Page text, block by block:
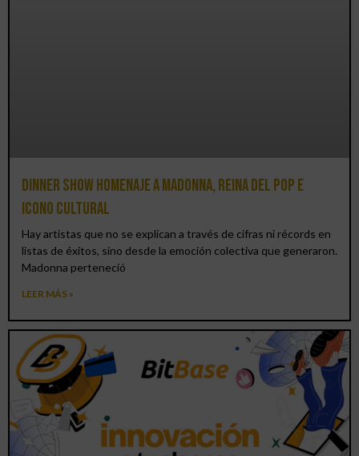
Dinner Show homenaje a Madonna, reina del pop e
icono cultural
Hay artistas que no se explican a través de cifras ni récords en
listas de éxitos, sino desde la emoción colectiva que generaron.
Madonna perteneció
LEER MÁS »